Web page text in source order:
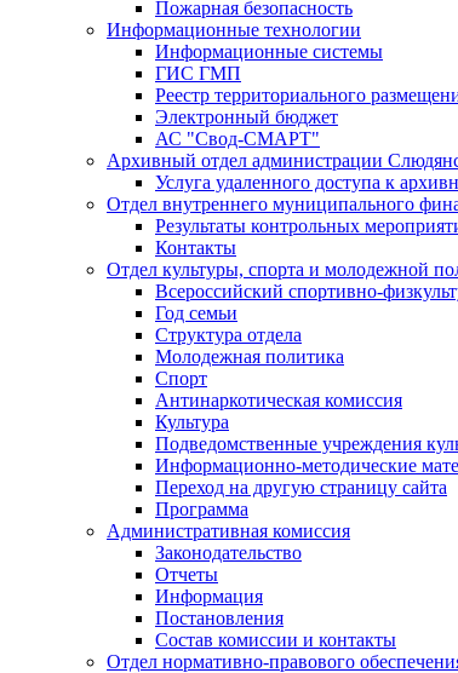
Пожарная безопасность
Информационные технологии
Информационные системы
ГИС ГМП
Реестр территориального
Электронный бюджет
АС "Свод-СМАРТ"
Архивный отдел администрации
Услуга удаленного доступа к
Отдел внутреннего муниципального
Результаты контрольных
Контакты
Отдел культуры, спорта и молодежной
Всероссийский спортивно-
Год семьи
Структура отдела
Молодежная политика
Спорт
Антинаркотическая комиссия
Культура
Подведомственные учреждения
Информационно-методические
Переход на другую страницу сайта
Программа
Административная комиссия
Законодательство
Отчеты
Информация
Постановления
Состав комиссии и контакты
Отдел нормативно-правового